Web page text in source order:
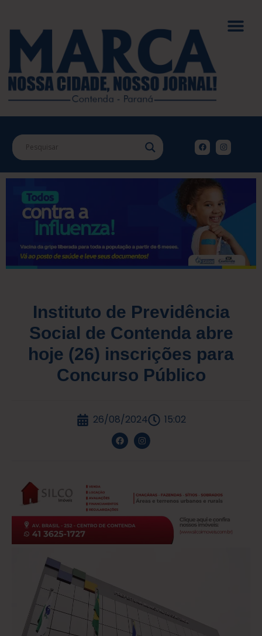
Instituto de Previdência
Social de Contenda abre
hoje (26) inscrições para
Concurso Público
26/08/2024 15:02